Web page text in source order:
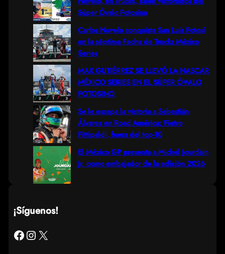
Súper Óvalo Potosino
Carlos Novelo conquista San Luis Potosí
en la séptima Fecha de Trucks México
Series
MAX GUTIÉRREZ SE LLEVÓ LA NASCAR
MÉXICO SERIES EN EL SÚPER ÓVALO
POTOSINO
Se le escapa la victoria a Sebastián
Álvarez en Road América; Pietro
Fittipaldi, fuera del top-10
El México GP presenta a Michel Jourdain
Jr. como embajador de la edición 2026
¡Síguenos!
Facebook Instagram X